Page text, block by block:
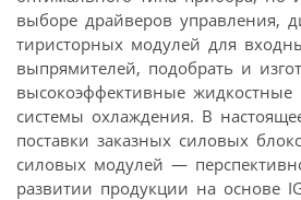
выборе драйверов управления,
тиристорных модулей для
выпрямителей, подобрать и
высокоэффективные
системы охлаждения. В
поставки заказных силовых
силовых модулей —
развитии продукции на основе